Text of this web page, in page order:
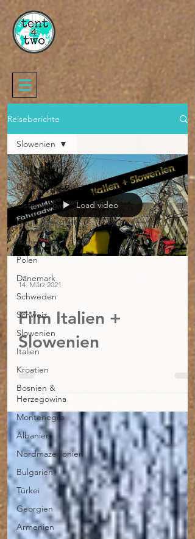
Reiseberichte
All Posts
Dahei
Österreich
Deutschland
Tschechien
Polen
Dänemark
Schweden
Schweiz
Slowenien
Italien
Kroatien
Bosnien &
Herzegowina
Montenegro
Albanien
Nordmazedonien
Bulgarien
Türkei
Georgien
Armenien
Slowenien
Load video
14. März 2021
Film Italien +
Slowenien